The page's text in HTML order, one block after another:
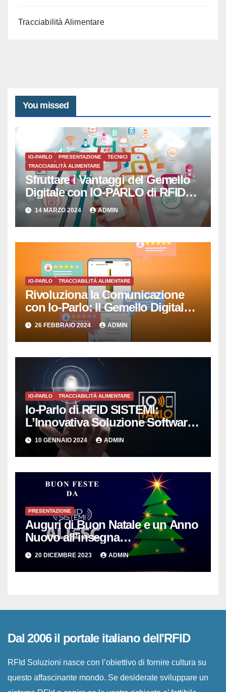
Tracciabilità Alimentare
You missed
IO-PARLO PRESENTAZIONE
TECNICI
TRACCIABILITÀ ALIMENTARE
Sfruttare i Vantaggi del Gemello
Digitale con IO-PARLO di RFID
SISTEMI SRL
14 MARZO 2024 ADMIN
IO-PARLO TRACCIABILITÀ ALIMENTARE
Rivoluziona la Comunicazione
con Io-Parlo: Il Gemello Digitale
che Semplicemente Parla
26 FEBBRAIO 2024 ADMIN
IO-PARLO TRACCIABILITÀ ALIMENTARE
Io-Parlo di RFID SISTEMI:
L’Innovativa Soluzione Software
per la Gestione Intelligente delle
Copie Digitali
10 GENNAIO 2024 ADMIN
PRESENTAZIONE
Auguri di Buon Natale e un Anno
Nuovo all’insegna
dell’Innovazione per le PMI
20 DICEMBRE 2023 ADMIN
Dal 2006 il portale italiano dell'RFID
RFId Soluzioni nasce con l’obiettivo di fornire cultura su
questo affascinante mondo. Se desiderate sviluppare un